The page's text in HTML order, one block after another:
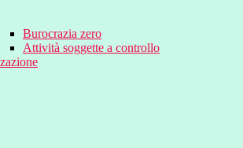
Burocrazia zero
Attività soggette a controllo